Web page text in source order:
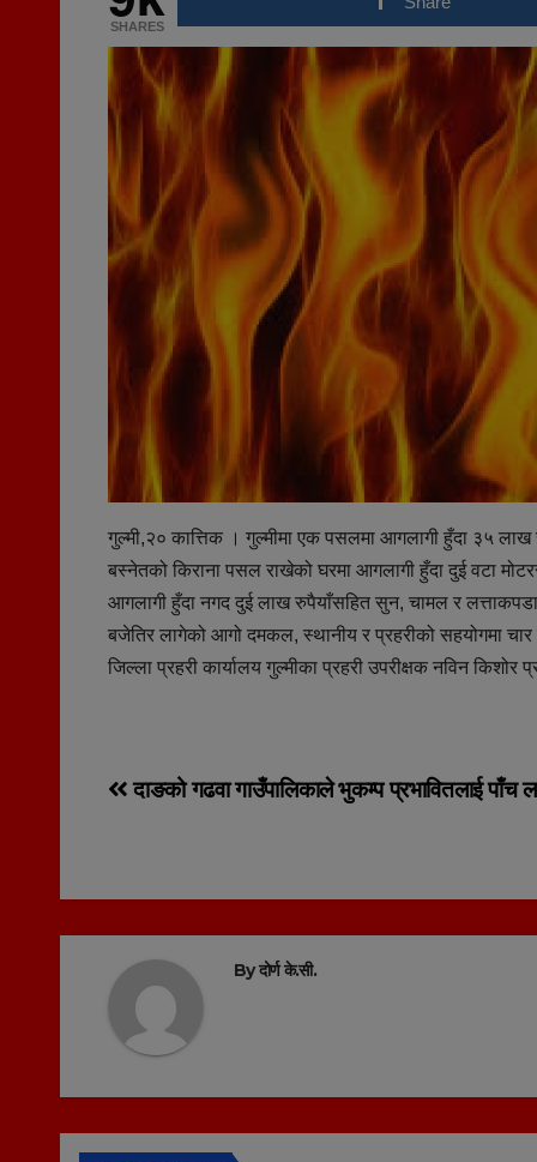
SHARES
गुल्मी,२० कात्तिक । गुल्मीमा एक पसलमा आगलागी हुँदा ३५ लाख
बस्नेतको किराना पसल राखेको घरमा आगलागी हुँदा दुई वटा
आगलागी हुँदा नगद दुई लाख रुपैयाँसहित सुन, चामल र
बजेतिर लागेको आगो दमकल, स्थानीय र प्रहरीको सहयोगमा
जिल्ला प्रहरी कार्यालय गुल्मीका प्रहरी उपरीक्षक नविन
Post
दाङको गढवा गाउँपालिकाले भुकम्प प्रभावितलाई पाँच
Byदोर्ण के.सी.